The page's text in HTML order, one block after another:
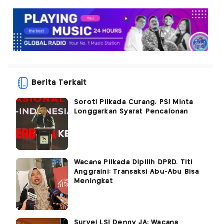
Berita Terkait
Soroti Pilkada Curang, PSI Minta
Longgarkan Syarat Pencalonan
Wacana Pilkada Dipilih DPRD, Titi
Anggraini: Transaksi Abu-Abu Bisa
Meningkat
Survei LSI Denny JA: Wacana